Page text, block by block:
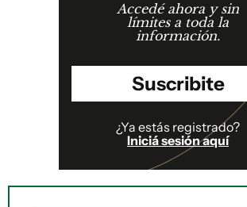
Accedé ahora y sin
límites a toda la
información.
Suscribite
¿Ya estás registrado?
Iniciá sesión aquí